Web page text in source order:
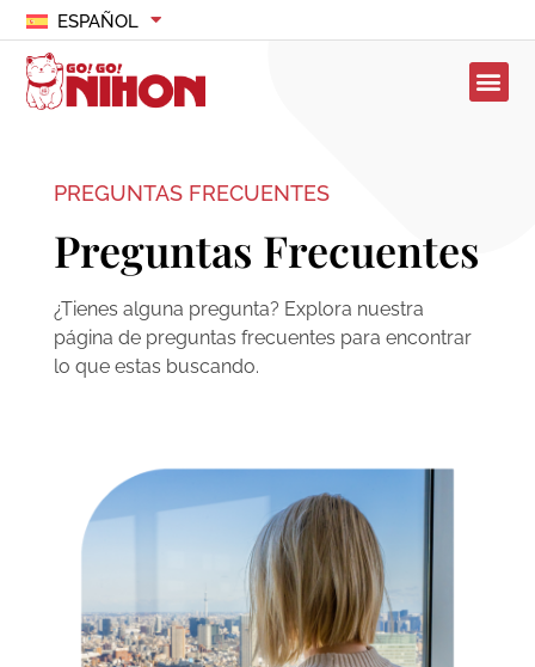
ESPAÑOL
PREGUNTAS FRECUENTES
Preguntas Frecuentes
¿Tienes alguna pregunta? Explora nuestra
página de preguntas frecuentes para encontrar
lo que estas buscando.